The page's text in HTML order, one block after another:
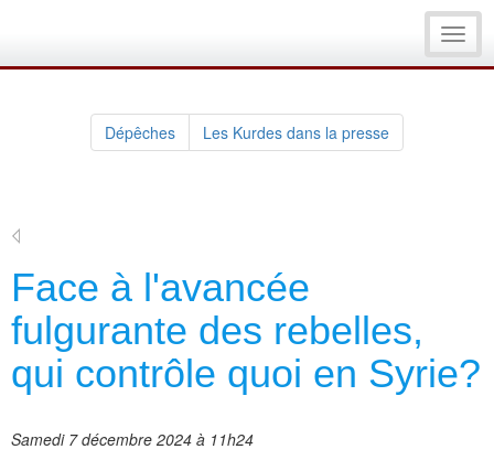
Dépêches Les Kurdes dans la presse
Face à l'avancée
fulgurante des rebelles,
qui contrôle quoi en Syrie?
Samedi 7 décembre 2024 à 11h24